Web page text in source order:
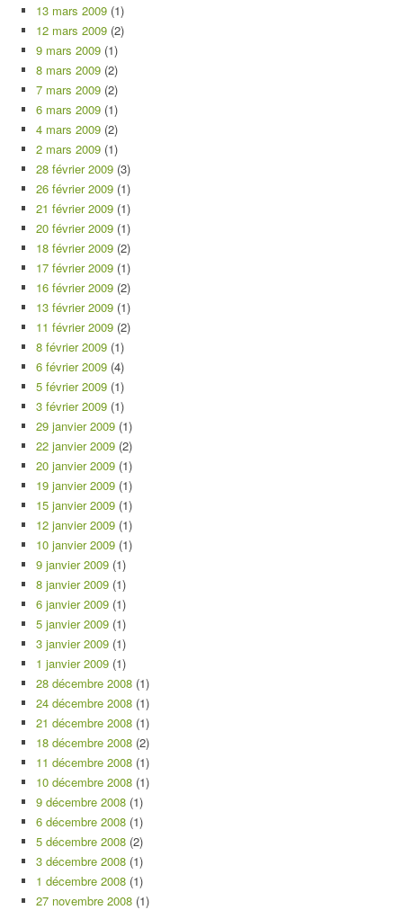
13 mars 2009 (1)
12 mars 2009 (2)
9 mars 2009 (1)
8 mars 2009 (2)
7 mars 2009 (2)
6 mars 2009 (1)
4 mars 2009 (2)
2 mars 2009 (1)
28 février 2009 (3)
26 février 2009 (1)
21 février 2009 (1)
20 février 2009 (1)
18 février 2009 (2)
17 février 2009 (1)
16 février 2009 (2)
13 février 2009 (1)
11 février 2009 (2)
8 février 2009 (1)
6 février 2009 (4)
5 février 2009 (1)
3 février 2009 (1)
29 janvier 2009 (1)
22 janvier 2009 (2)
20 janvier 2009 (1)
19 janvier 2009 (1)
15 janvier 2009 (1)
12 janvier 2009 (1)
10 janvier 2009 (1)
9 janvier 2009 (1)
8 janvier 2009 (1)
6 janvier 2009 (1)
5 janvier 2009 (1)
3 janvier 2009 (1)
1 janvier 2009 (1)
28 décembre 2008 (1)
24 décembre 2008 (1)
21 décembre 2008 (1)
18 décembre 2008 (2)
11 décembre 2008 (1)
10 décembre 2008 (1)
9 décembre 2008 (1)
6 décembre 2008 (1)
5 décembre 2008 (2)
3 décembre 2008 (1)
1 décembre 2008 (1)
27 novembre 2008 (1)